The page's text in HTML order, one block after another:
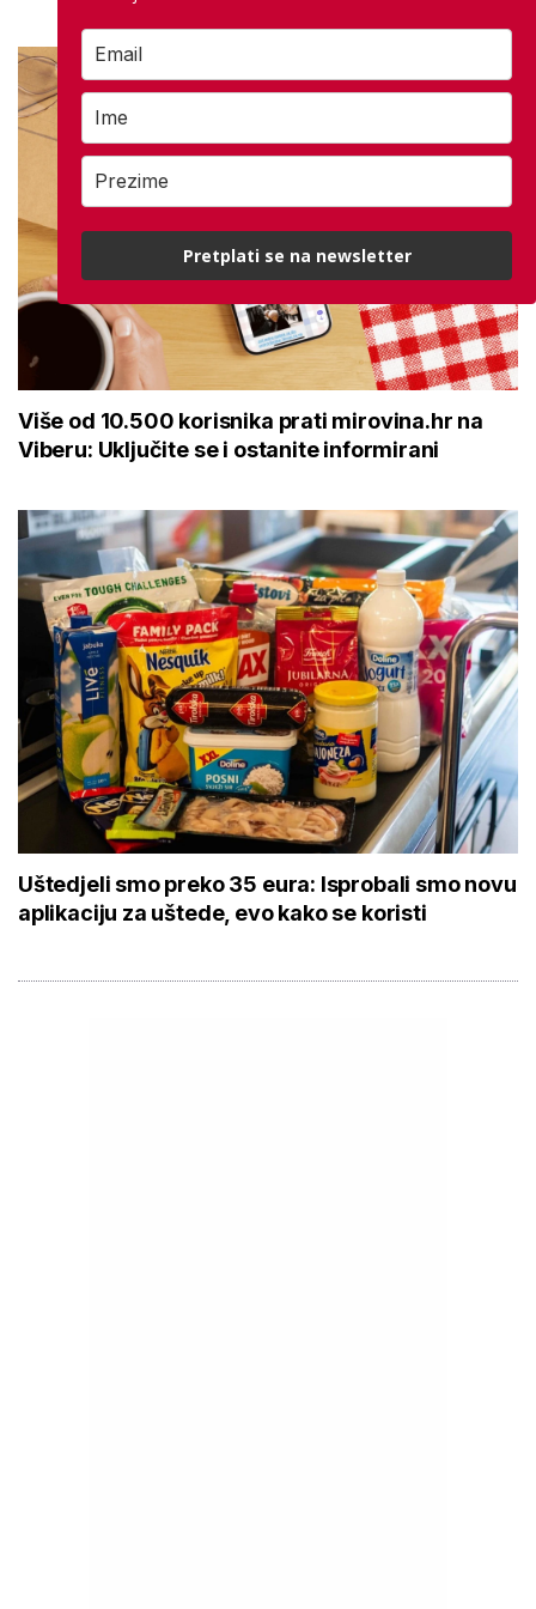
Više od 10.500 korisnika prati mirovina.hr na
Viberu: Uključite se i ostanite informirani
Uštedjeli smo preko 35 eura: Isprobali smo novu
aplikaciju za uštede, evo kako se koristi
Pretplati se na newsletter